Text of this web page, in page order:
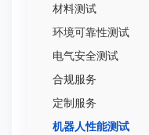
材料测试
环境可靠性测试
电气安全测试
合规服务
定制服务
机器人性能测试